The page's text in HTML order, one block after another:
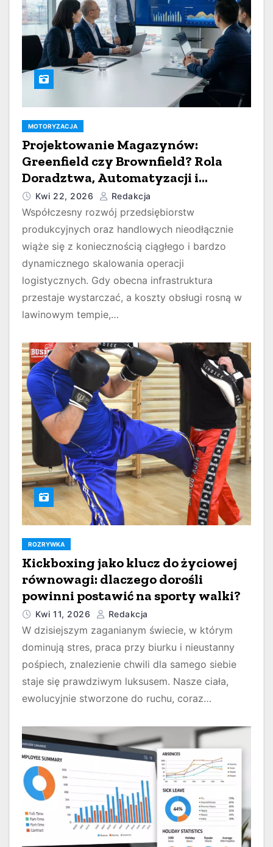
MOTORYZACJA
Projektowanie Magazynów:
Greenfield czy Brownfield? Rola
Doradztwa, Automatyzacji i
Systemów WMS
Kwi 22, 2026 Redakcja
Współczesny rozwój przedsiębiorstw
produkcyjnych oraz handlowych nieodłącznie
wiąże się z koniecznością ciągłego i bardzo
dynamicznego skalowania operacji
logistycznych. Gdy obecna infrastruktura
przestaje wystarczać, a koszty obsługi rosną w
lawinowym tempie,…
ROZRYWKA
Kickboxing jako klucz do życiowej
równowagi: dlaczego dorośli
powinni postawić na sporty walki?
Kwi 11, 2026 Redakcja
W dzisiejszym zaganianym świecie, w którym
dominują stres, praca przy biurku i nieustanny
pośpiech, znalezienie chwili dla samego siebie
staje się prawdziwym luksusem. Nasze ciała,
ewolucyjnie stworzone do ruchu, coraz…